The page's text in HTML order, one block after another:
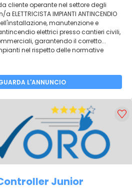
cliente operante nel settore degli
IMPIANTI ANTINCENDIO
manutenzione e
elettrici presso cantieri civili,
garantendo il corretto...
nel rispetto delle normative
L'ANNUNCIO
Junior